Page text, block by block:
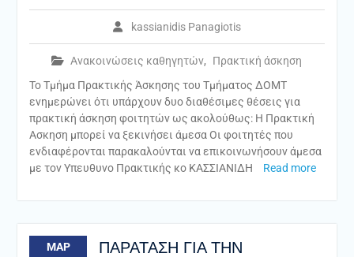
kassianidis Panagiotis
Ανακοινώσεις καθηγητών,
Πρακτική άσκηση
Το Τμήμα Πρακτικής Άσκησης του Τμήματος ΔΟΜΤ
ενημερώνει ότι υπάρχουν δυο διαθέσιμες θέσεις για
πρακτική άσκηση φοιτητών ως ακολούθως: Η Πρακτική
Ασκηση μπορεί να ξεκινήσει άμεσα Οι φοιτητές που
ενδιαφέρονται παρακαλούνται να επικοινωνήσουν άμεσα
με τον Υπευθυνο Πρακτικής κο ΚΑΣΣΙΑΝΙΔΗ
Read more
ΜΑΡ
ΠΑΡΑΤΑΣΗ ΓΙΑ ΤΗΝ